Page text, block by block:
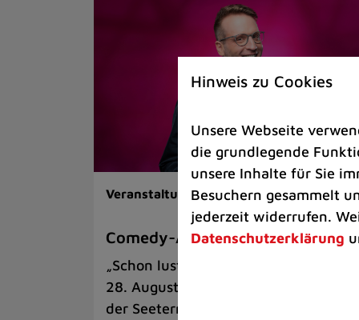
Veranstaltungen | Kunst & Kultur
Comedy-Abend mit Benni Stark
„Schon lustig, wenn’s witzig ist!“ am
28. August auf der Sommerbühne an
der Seeterrasse
Hinweis zu Cookies
Unsere Webseite
die grundlegende
unsere Inhalte für Sie
Besuchern gesammelt
jederzeit widerrufen.
Datenschutzerklärung